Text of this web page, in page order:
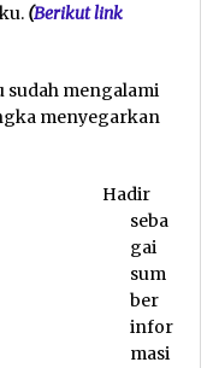
(Berikut link
sudah mengalami
menyegarkan
Hadir
seba
gai
sum
ber
infor
masi